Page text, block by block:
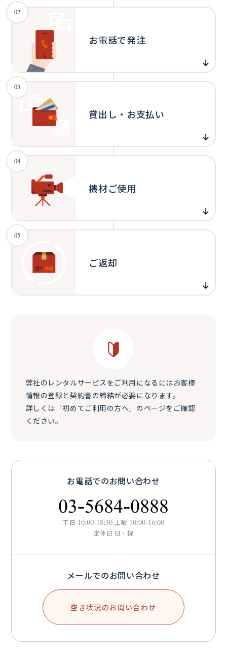
お電話で発注
02
貸出し・お支払い
03
機材ご使用
04
ご返却
05
弊社のレンタルサービスをご利用になるにはお客様
情報の登録と契約書の締結が必要になります。
詳しくは「初めてご利用の方へ」のページをご確認
ください。
お電話でのお問い合わせ
03-5684-0888
平日 10:00-18:30 土曜 10:00-16:00
定休日 日・祝
メールでのお問い合わせ
空き状況のお問い合わせ